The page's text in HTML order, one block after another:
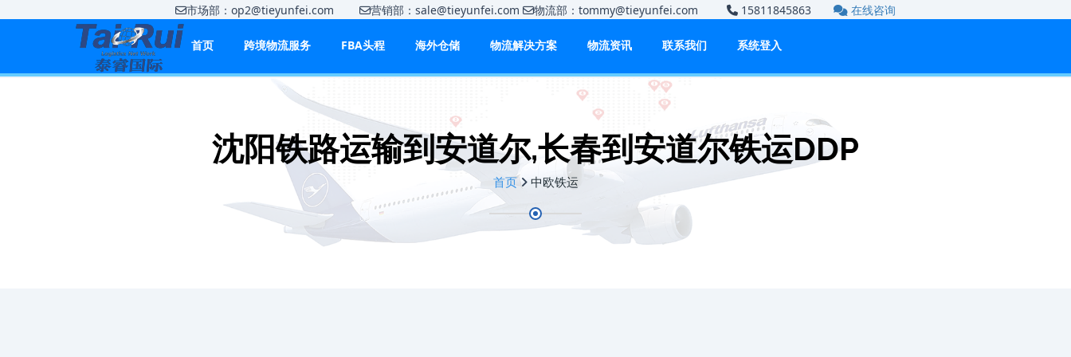
市场部：op2@tieyunfei.com 营销部：sale@tieyunfei.com 物流部：tommy@tieyunfei.com 15811845863 在线咨询
首页 跨境物流服务 FBA头程 海外仓储 物流解决方案 物流资讯 联系我们 系统登入
沈阳铁路运输到安道尔,长春到安道尔铁运DDP
首页 中欧铁运